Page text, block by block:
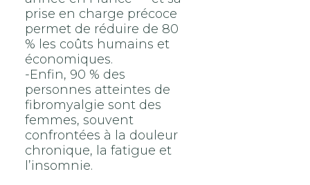
prise en charge précoce
permet de réduire de 80
% les coûts humains et
économiques.
-Enfin, 90 % des
personnes atteintes de
fibromyalgie sont des
femmes, souvent
confrontées à la douleur
chronique, la fatigue et
l’insomnie.